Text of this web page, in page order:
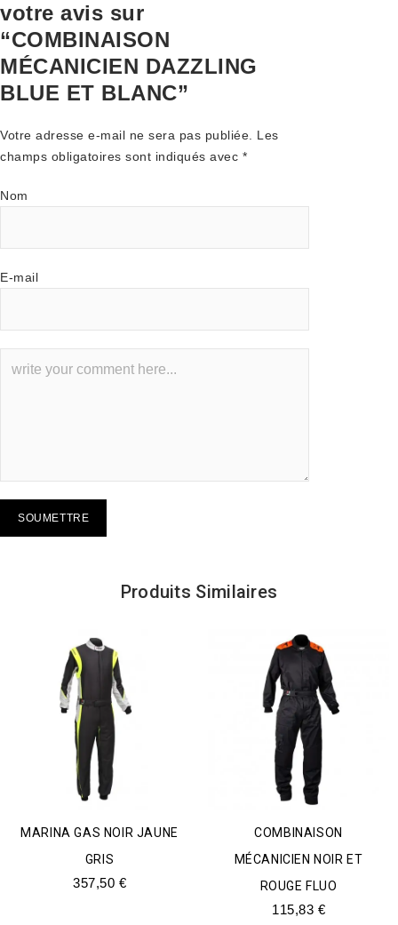
votre avis sur
“COMBINAISON
MÉCANICIEN DAZZLING
BLUE ET BLANC”
Votre adresse e-mail ne sera pas publiée. Les
champs obligatoires sont indiqués avec *
Nom
E-mail
Produits Similaires
MARINA GAS NOIR JAUNE
GRIS
357,50 €
COMBINAISON
MÉCANICIEN NOIR ET
ROUGE FLUO
115,83 €